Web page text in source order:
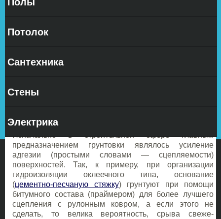
Потолок
Сантехника
Стены
Электрика
нам из Германии, в дословном переводе означает —
последующего строительного материала.
Изначально в строительной сфере главным
предназначением грунтовки являлось усиление
адгезии (простыми словами — сцепляемости)
поверхностей. Так, к примеру, при организации
гидроизоляции оклеечного типа, основание
(цементно-песчаную стяжку) грунтуют при помощи
битумного состава (праймером) для более лучшего
сцепления с рулонным ковром, а если этого не
сделать, то велика вероятность, срыва свеже-